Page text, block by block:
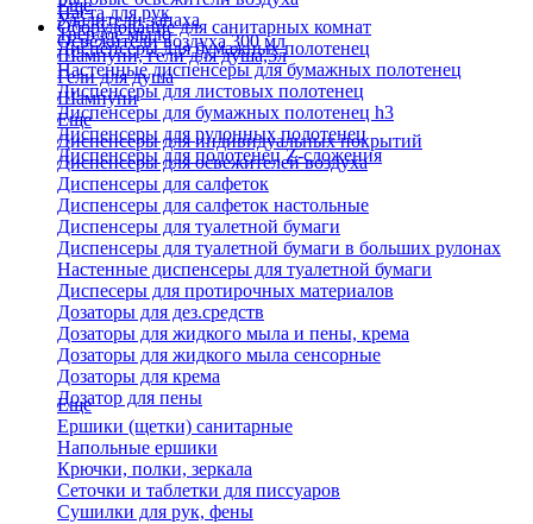
Паста для рук
Твердое мыло
Шампуни, гели для душа,5л
Гели для душа
Шампуни
Удалители запаха
Освежители воздуха 300 мл
Еще
Оборудование для санитарных комнат
Диспенсеры для бумажных полотенец
Настенные диспенсеры для бумажных полотенец
Диспенсеры для листовых полотенец
Диспенсеры для бумажных полотенец h3
Диспенсеры для рулонных полотенец
Диспенсеры для полотенец Z-сложения
Еще
Диспенсеры для индивидуальных покрытий
Диспенсеры для освежителей воздуха
Диспенсеры для салфеток
Диспенсеры для салфеток настольные
Диспенсеры для туалетной бумаги
Диспенсеры для туалетной бумаги в больших рулонах
Настенные диспенсеры для туалетной бумаги
Диспесеры для протирочных материалов
Дозаторы для дез.средств
Дозаторы для жидкого мыла и пены, крема
Дозаторы для жидкого мыла сенсорные
Дозаторы для крема
Дозатор для пены
Еще
Ершики (щетки) санитарные
Напольные ершики
Крючки, полки, зеркала
Сеточки и таблетки для писсуаров
Сушилки для рук, фены